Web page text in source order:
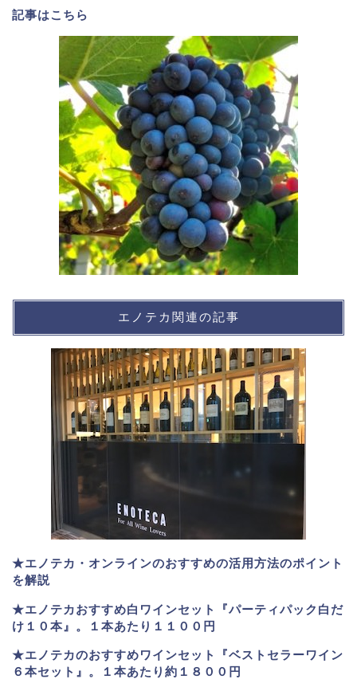
記事はこちら
エノテカ関連の記事
★エノテカ・オンラインのおすすめの活用方法のポイント
を解説
★エノテカおすすめ白ワインセット『パーティパック白だ
け１０本』。１本あたり１１００円
★エノテカのおすすめワインセット『ベストセラーワイン
６本セット』。
１本あたり約１８００円